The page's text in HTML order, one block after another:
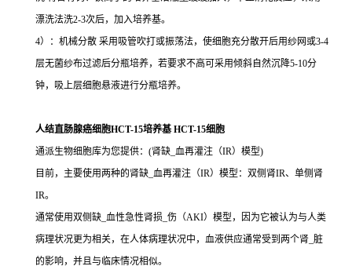
漂洗法洗2-3次后，加入培养基。
4）：机械分散 采用吸管吹打或振荡法，使细胞充分散开后用纱网或3-4
层无菌纱布过滤后分瓶培养，若要求不高可采用倾斜自然沉降5-10分
钟，吸上层细胞悬液进行分瓶培养。
人结直肠腺癌细胞HCT-15培养基 HCT-15细胞
通派生物细胞库为您提供：(肾缺_血再灌注（IR）模型)
目前，主要使用两种的肾缺_血再灌注（IR）模型：双侧肾IR、单侧肾
IR。
通常使用双侧缺_血性急性肾损_伤（AKI）模型，因为它被认为与人类
病理状况更为相关，在人体病理状况中，血液供应通常受到两个肾_脏
的影响，并且与临床情况相似。